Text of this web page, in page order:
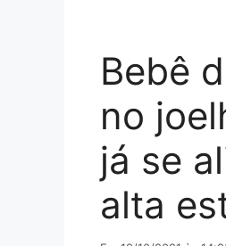
Bebê
no
já se
alta